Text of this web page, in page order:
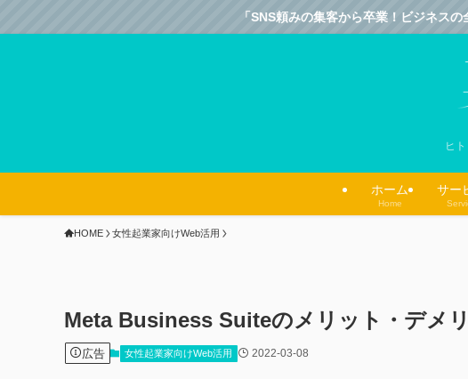
「SNS頼みの集客から卒業！ビジネ
ヒ
ホーム
Home
サー
HOME 女性起業家向けWeb活用
Meta Business Suiteのメリット・デメ
広告 女性起業家向けWeb活用 2022-03-08